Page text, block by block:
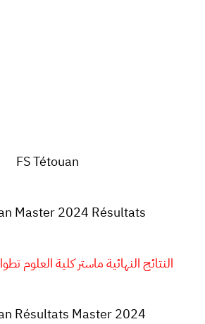
FS Tétouan
Master 2024 Résultats
النتائج النهائية ماستر كلية العلوم تطوان 2024-
Résultats Master 2024